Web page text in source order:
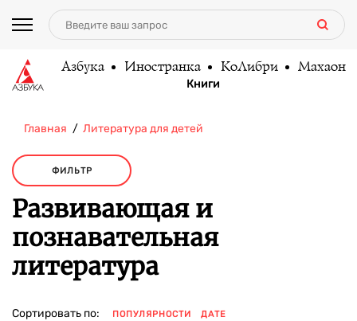
Азбука Иностранка КоЛибри Махаон
Книги
Главная Литература для детей
ФИЛЬТР
Развивающая и
познавательная
литература
Сортировать по: ПОПУЛЯРНОСТИ ДАТЕ